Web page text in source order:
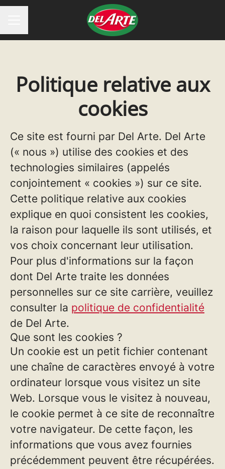
Politique relative aux
cookies
Ce site est fourni par Del Arte. Del Arte
(« nous ») utilise des cookies et des
technologies similaires (appelés
conjointement « cookies ») sur ce site.
Cette politique relative aux cookies
explique en quoi consistent les cookies,
la raison pour laquelle ils sont utilisés, et
vos choix concernant leur utilisation.
Pour plus d'informations sur la façon
dont Del Arte traite les données
personnelles sur ce site carrière, veuillez
consulter la politique de confidentialité
de Del Arte.
Que sont les cookies ?
Un cookie est un petit fichier contenant
une chaîne de caractères envoyé à votre
ordinateur lorsque vous visitez un site
Web. Lorsque vous le visitez à nouveau,
le cookie permet à ce site de reconnaître
votre navigateur. De cette façon, les
informations que vous avez fournies
précédemment peuvent être récupérées.